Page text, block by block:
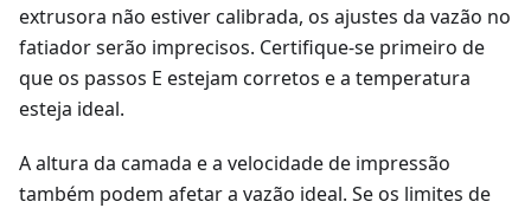
extrusora não estiver calibrada, os ajustes da vazão no
fatiador serão imprecisos. Certifique-se primeiro de
que os passos E estejam corretos e a temperatura
esteja ideal.
A altura da camada e a velocidade de impressão
também podem afetar a vazão ideal. Se os limites de